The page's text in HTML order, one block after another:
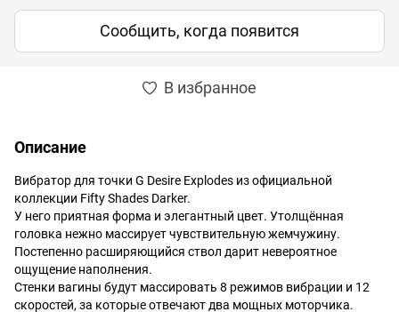
Сообщить, когда появится
В избранное
Описание
Вибратор для точки G Desire Explodes из официальной
коллекции Fifty Shades Darker.
У него приятная форма и элегантный цвет. Утолщённая
головка нежно массирует чувствительную жемчужину.
Постепенно расширяющийся ствол дарит невероятное
ощущение наполнения.
Стенки вагины будут массировать 8 режимов вибрации и 12
скоростей, за которые отвечают два мощных моторчика.